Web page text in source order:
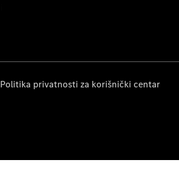
Politika privatnosti za korišnički centar